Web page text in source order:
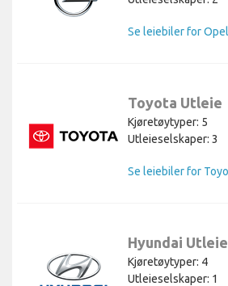
Se leiebiler for Opel
Toyota Utleie
Kjøretøytyper: 5
Utleieselskaper: 3
Se leiebiler for
Hyundai Utleie
Kjøretøytyper: 4
Utleieselskaper: 1